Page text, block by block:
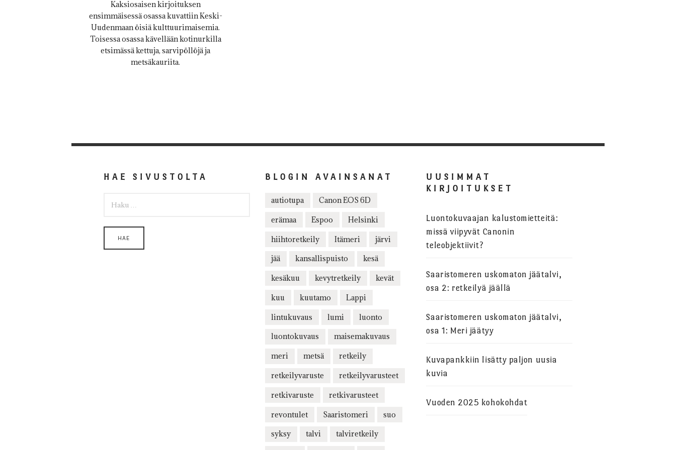
Kaksiosaisen kirjoituksen
ensimmäisessä osassa kuvattiin Keski-
Uudenmaan öisiä kulttuurimaisemia.
Toisessa osassa kävellään kotinurkilla
etsimässä kettuja, sarvipöllöjä ja
metsäkauriita.
HAE SIVUSTOLTA BLOGIN AVAINSANAT
autiotupa Canon EOS 6D
erämaa Espoo Helsinki
hiihtoretkeily Itämeri järvi
jää kansallispuisto kesä
kesäkuu kevytretkeily kevät
kuu kuutamo Lappi
lintukuvaus lumi luonto
luontokuvaus maisemakuvaus
meri metsä retkeily
retkeilyvaruste retkeilyvarusteet
retkivaruste retkivarusteet
revontulet Saaristomeri suo
syksy talvi talviretkeily
UUSIMMAT
KIRJOITUKSET
Luontokuvaajan kalustomietteitä:
missä viipyvät Canonin
teleobjektiivit?
Saaristomeren uskomaton jäätalvi,
osa 2: retkeilyä jäällä
Saaristomeren uskomaton jäätalvi,
osa 1: Meri jäätyy
Kuvapankkiin lisätty paljon uusia
kuvia
Vuoden 2025 kohokohdat